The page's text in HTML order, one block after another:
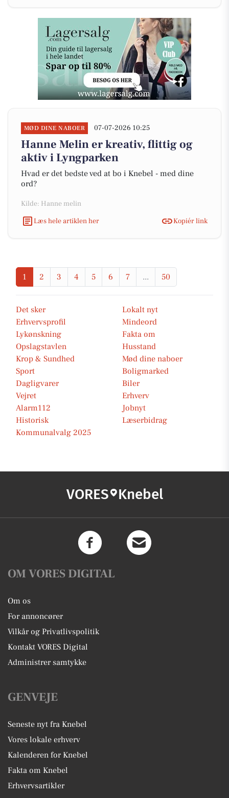
MØD DINE NABOER 07-07-2026 10:25
Hanne Melin er kreativ, flittig og
aktiv i Lyngparken
Hvad er det bedste ved at bo i Knebel - med dine
ord?
Kilde: Hanne melin
Læs hele artiklen her
Kopiér link
1 2 3 4 5 6 7 ... 50
Det sker
Lokalt nyt
Erhvervsprofil
Mindeord
Lykønskning
Fakta om
Opslagstavlen
Husstand
Krop & Sundhed
Mød dine naboer
Sport
Boligmarked
Dagligvarer
Biler
Vejret
Erhverv
Alarm112
Jobnyt
Historisk
Læserbidrag
Kommunalvalg 2025
VORES Knebel
OM VORES DIGITAL
Om os
For annoncører
Vilkår og Privatlivspolitik
Kontakt VORES Digital
Administrer samtykke
GENVEJE
Seneste nyt fra Knebel
Vores lokale erhverv
Kalenderen for Knebel
Fakta om Knebel
Erhvervsartikler